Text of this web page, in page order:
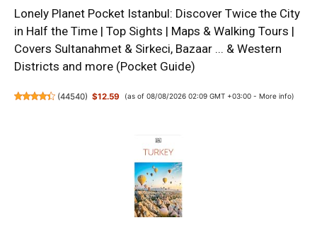
Lonely Planet Pocket Istanbul: Discover Twice the City
in Half the Time | Top Sights | Maps & Walking Tours |
Covers Sultanahmet & Sirkeci, Bazaar ... & Western
Districts and more (Pocket Guide)
(44540) $12.59 (as of 08/08/2026 02:09 GMT +03:00 - More info)